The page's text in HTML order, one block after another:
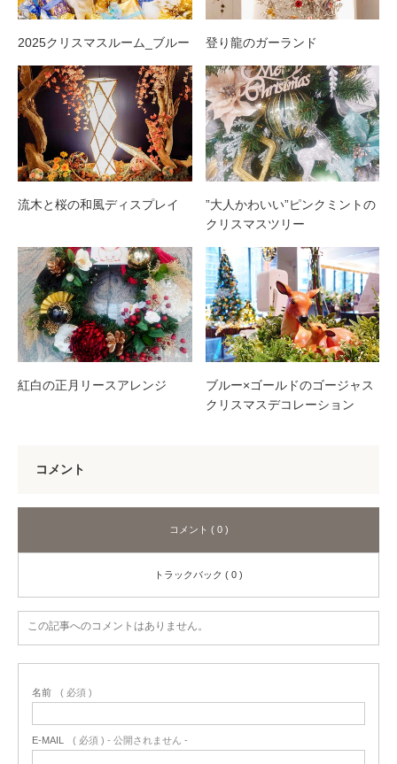
2025クリスマスルーム_ブルー 登り龍のガーランド
流木と桜の和風ディスプレイ
”大人かわいい”ピンクミントの
クリスマスツリー
紅白の正月リースアレンジ
ブルー×ゴールドのゴージャス
クリスマスデコレーション
コメント
コメント ( 0 )
トラックバック ( 0 )
この記事へのコメントはありません。
名前 ( 必須 )
E-MAIL ( 必須 ) - 公開されません -